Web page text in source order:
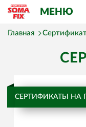
МЕНЮ
Главная
СЕРТИФИКАТЫ НА